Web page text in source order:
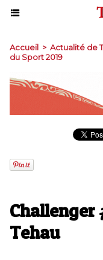
Accueil > Actualité de
du Sport 2019
Challenger
Tehau